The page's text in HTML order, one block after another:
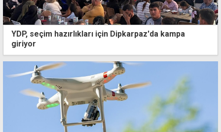
YDP, seçim hazırlıkları için Dipkarpaz'da kampa
giriyor